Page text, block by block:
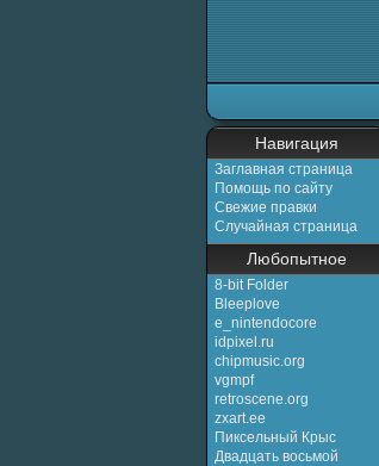
Навигация
Заглавная страница
Помощь по сайту
Свежие правки
Случайная страница
Любопытное
8-bit Folder
Bleeplove
e_nintendocore
idpixel.ru
chipmusic.org
vgmpf
retroscene.org
zxart.ee
Пиксельный Крыс
Двадцать восьмой